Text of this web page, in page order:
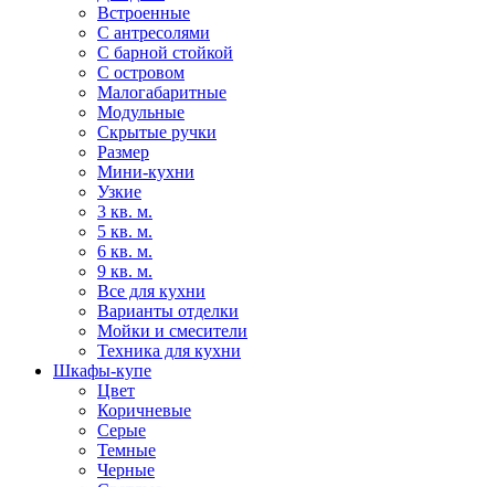
Встроенные
С антресолями
С барной стойкой
С островом
Малогабаритные
Модульные
Скрытые ручки
Размер
Мини-кухни
Узкие
3 кв. м.
5 кв. м.
6 кв. м.
9 кв. м.
Все для кухни
Варианты отделки
Мойки и смесители
Техника для кухни
Шкафы-купе
Цвет
Коричневые
Серые
Темные
Черные